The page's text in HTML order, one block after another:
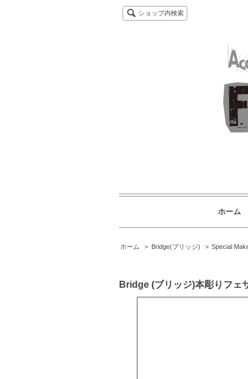
ショップ内検索
ホーム
ホーム > Bridge(ブリッジ) > Special
Bridge (ブリッジ)本彫りフェ